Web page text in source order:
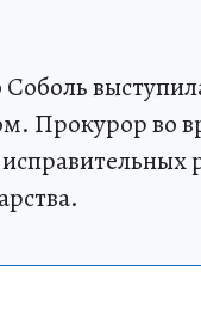
Соболь
Прокурор во